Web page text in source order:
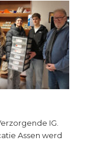
IG.
Assen werd